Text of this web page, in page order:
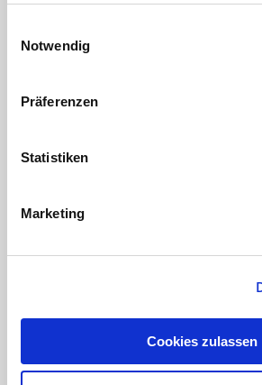
Impressum
Notwendig
Präferenzen
Statistiken
Marketing
Cookies zulassen
kommunizieren! hat das